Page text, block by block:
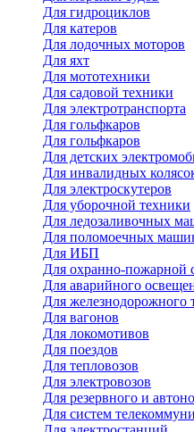
Для гидроциклов
Для катеров
Для лодочных моторов
Для яхт
Для мототехники
Для садовой техники
Для электротранспорта
Для гольфкаров
Для гольфкаров
Для детских
Для инвалидных
Для электроскутеров
Для уборочной техники
Для ледозаливочных
Для поломоечных
Для ИБП
Для охранно-пожарной
Для аварийного
Для железнодорожного
Для вагонов
Для локомотивов
Для поездов
Для тепловозов
Для электровозов
Для резервного и
Для систем